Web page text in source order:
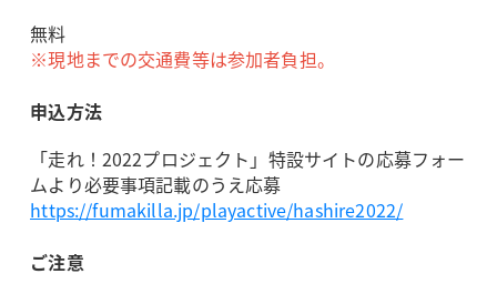
無料
※現地までの交通費等は参加者負担。
申込方法
「走れ！2022プロジェクト」特設サイトの応募フォー
ムより必要事項記載のうえ応募
https://fumakilla.jp/playactive/hashire2022/
ご注意